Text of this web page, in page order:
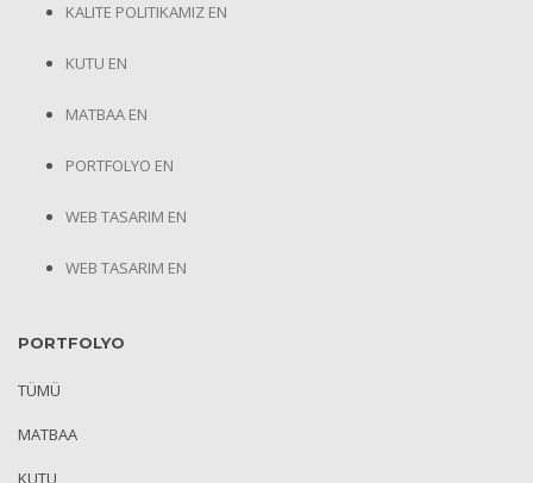
KALITE POLITIKAMIZ EN
KUTU EN
MATBAA EN
PORTFOLYO EN
WEB TASARIM EN
WEB TASARIM EN
PORTFOLYO
TÜMÜ
MATBAA
KUTU